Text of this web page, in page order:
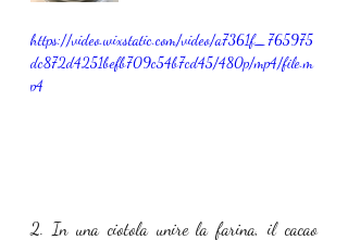
https://video.wixstatic.com/video/a7361f_765975
dc872d4251befb709c54b7cd45/480p/mp4/file.m
p4
2. In una ciotola unire la farina, il cacao